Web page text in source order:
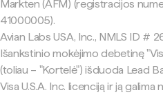
Markten (AFM) (registracijos
41000005).
Avian Labs USA, Inc., NMLS ID #
Išankstinio mokėjimo debetinę
(toliau – "Kortelė") išduoda Lead
Visa U.S.A. Inc. licenciją ir ją galima